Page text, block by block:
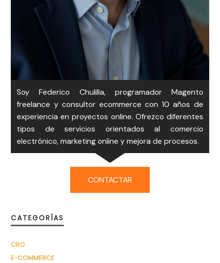
Soy Federico Chulilla, programador Magento
freelance y consultor ecommerce con 10 años de
experiencia en proyectos online. Ofrezco diferentes
tipos de servicios orientados al comercio
electrónico, marketing online y mejora de procesos.
CONTACTAR
CATEGORÍAS
CRO
E-COMMERCE